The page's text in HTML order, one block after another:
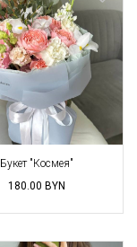
Букет "Космея"
180.00 BYN